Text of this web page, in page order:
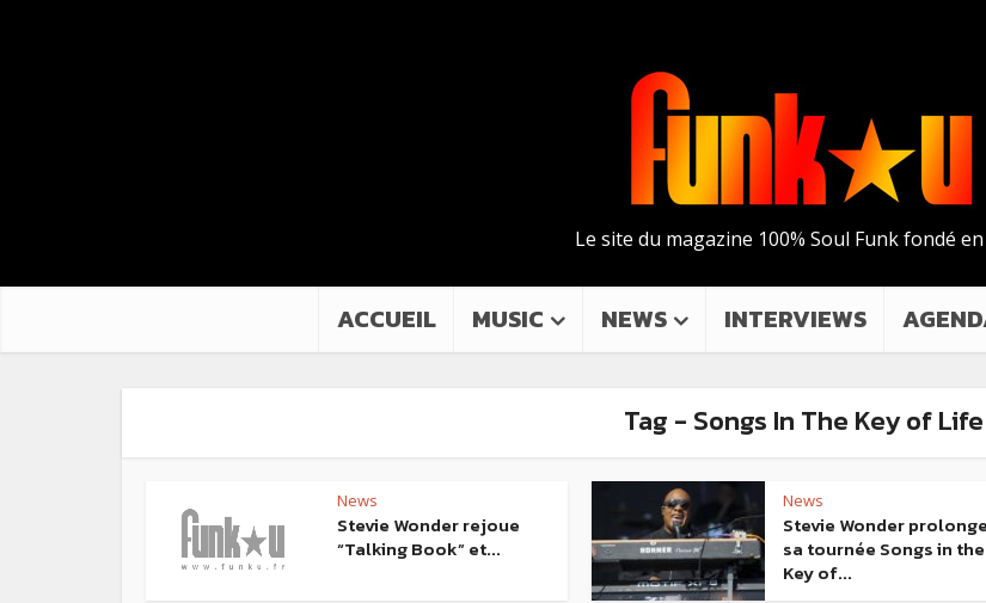
Le site du magazine 100% Soul Funk fondé
ACCUEIL MUSIC NEWS INTERVIEWS
Tag - Songs In The Key of Life
News
Stevie Wonder rejoue
“Talking Book” et...
News
Stevie Wonder prolonge
sa tournée Songs in the
Key of...